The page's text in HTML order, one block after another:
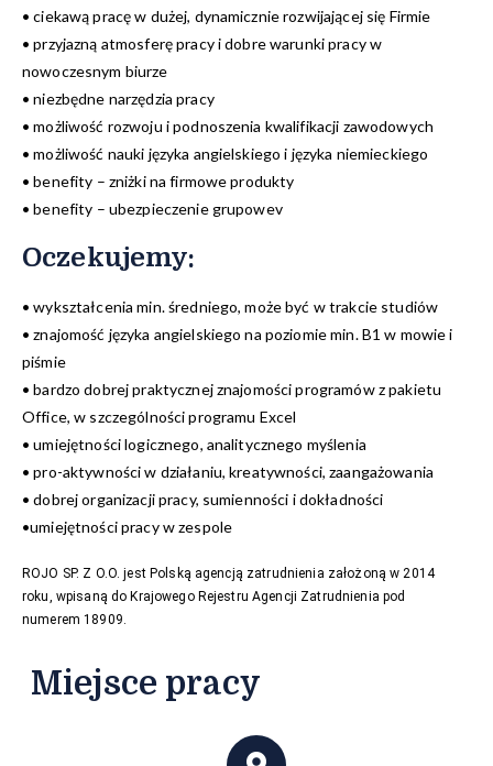
• ciekawą pracę w dużej, dynamicznie rozwijającej się Firmie
• przyjazną atmosferę pracy i dobre warunki pracy w
nowoczesnym biurze
• niezbędne narzędzia pracy
• możliwość rozwoju i podnoszenia kwalifikacji zawodowych
• możliwość nauki języka angielskiego i języka niemieckiego
• benefity – zniżki na firmowe produkty
• benefity – ubezpieczenie grupowev
Oczekujemy:
• wykształcenia min. średniego, może być w trakcie studiów
• znajomość języka angielskiego na poziomie min. B1 w mowie i
piśmie
• bardzo dobrej praktycznej znajomości programów z pakietu
Office, w szczególności programu Excel
• umiejętności logicznego, analitycznego myślenia
• pro-aktywności w działaniu, kreatywności, zaangażowania
• dobrej organizacji pracy, sumienności i dokładności
•umiejętności pracy w zespole
ROJO SP. Z O.O. jest Polską agencją zatrudnienia założoną w 2014
roku, wpisaną do Krajowego Rejestru Agencji Zatrudnienia pod
numerem 18909.
Miejsce pracy